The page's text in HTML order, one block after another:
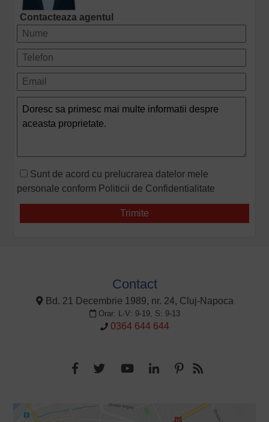
Contacteaza agentul
Sunt de acord cu prelucrarea datelor mele
personale conform Politicii de Confidentialitate
Contact
Bd. 21 Decembrie 1989, nr. 24, Cluj-Napoca
Orar: L-V: 9-19, S: 9-13
0364 644 644